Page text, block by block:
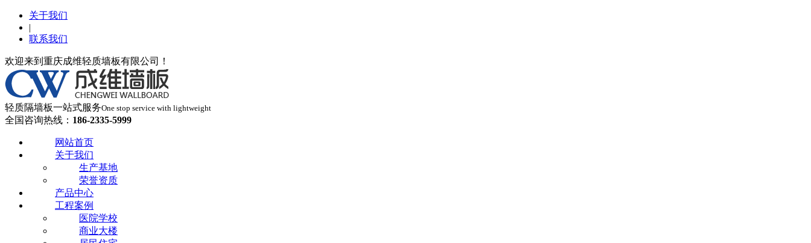
关于我们
|
联系我们
欢迎来到重庆成维轻质墙板有限公司！
轻质隔墙板一站式服务One stop service with lightweight
全国咨询热线： 186-2335-5999
网站首页
关于我们
生产基地
荣誉资质
产品中心
工程案例
医院学校
商业大楼